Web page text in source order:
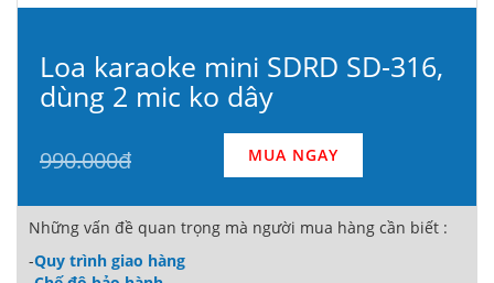
Loa karaoke mini SDRD SD-316,
dùng 2 mic ko dây
990.000đ MUA NGAY
Những vấn đề quan trọng mà người mua hàng cần biết :
-Quy trình giao hàng